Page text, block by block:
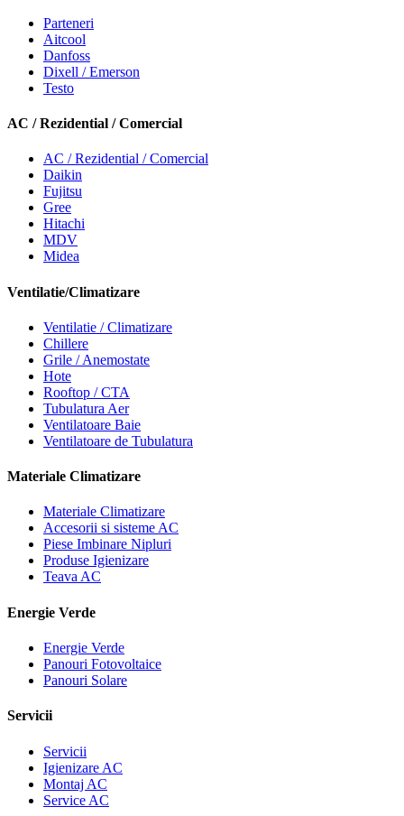
Parteneri
Aitcool
Danfoss
Dixell / Emerson
Testo
AC / Rezidential / Comercial
AC / Rezidential / Comercial
Daikin
Fujitsu
Gree
Hitachi
MDV
Midea
Ventilatie/Climatizare
Ventilatie / Climatizare
Chillere
Grile / Anemostate
Hote
Rooftop / CTA
Tubulatura Aer
Ventilatoare Baie
Ventilatoare de Tubulatura
Materiale Climatizare
Materiale Climatizare
Accesorii si sisteme AC
Piese Imbinare Nipluri
Produse Igienizare
Teava AC
Energie Verde
Energie Verde
Panouri Fotovoltaice
Panouri Solare
Servicii
Servicii
Igienizare AC
Montaj AC
Service AC